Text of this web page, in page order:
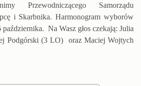
Przewodniczącego Samorządu
i Skarbnika. Harmonogram wyborów
Na Wasz głos czekają: Julia
Podgórski (3 LO) oraz Maciej Wojtych